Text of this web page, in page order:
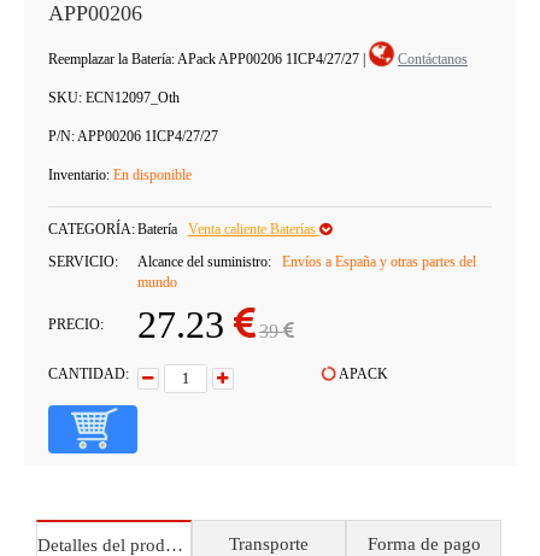
APP00206
Reemplazar la Batería: APack APP00206 1ICP4/27/27 | Contáctanos
SKU: ECN12097_Oth
P/N:APP00206 1ICP4/27/27
Inventario: En disponible
CATEGORÍA:Batería
Venta caliente Baterías
SERVICIO:
Alcance del suministro:
Envíos a España y otras partes del
mundo
PRECIO: 27.23 39
CANTIDAD: APACK
Detalles del producto Transporte Forma de pago